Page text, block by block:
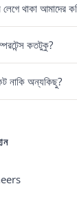
থাকা আমাদের
কতটুকু?
নাকি অন্যকিছু?